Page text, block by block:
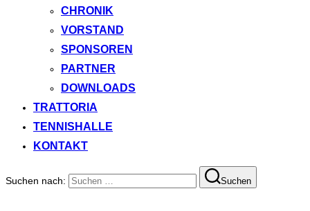
CHRONIK
VORSTAND
SPONSOREN
PARTNER
DOWNLOADS
TRATTORIA
TENNISHALLE
KONTAKT
Suchen nach: Suchen